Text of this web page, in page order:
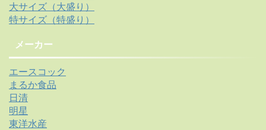
大サイズ（大盛り）
特サイズ（特盛り）
メーカー
エースコック
まるか食品
日清
明星
東洋水産